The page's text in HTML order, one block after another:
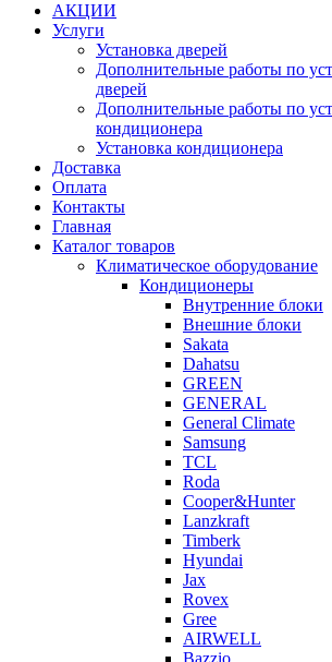
АКЦИИ
Услуги
Установка дверей
Дополнительные работы по
дверей
Дополнительные работы по
кондиционера
Установка кондиционера
Доставка
Оплата
Контакты
Главная
Каталог товаров
Климатическое оборудование
Кондиционеры
Внутренние блоки
Внешние блоки
Sakata
Dahatsu
GREEN
GENERAL
General Climate
Samsung
TCL
Roda
Cooper&Hunter
Lanzkraft
Timberk
Hyundai
Jax
Rovex
Gree
AIRWELL
Bazzio